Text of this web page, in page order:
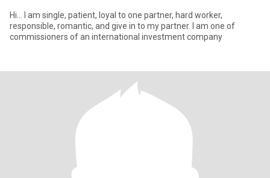
Hi... I am single, patient, loyal to one partner, hard worker,
responsible, romantic, and give in to my partner. I am one of
commissioners of an international investment company